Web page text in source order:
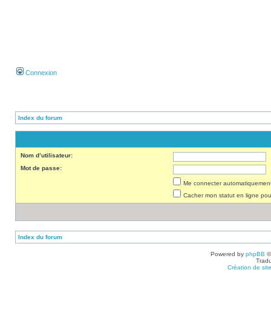
Connexion
Index du forum
Nom d’utilisateur:
Mot de passe:
Me connecter
Cacher mon statut en ligne
Index du forum
Powered by phpBB
Création de